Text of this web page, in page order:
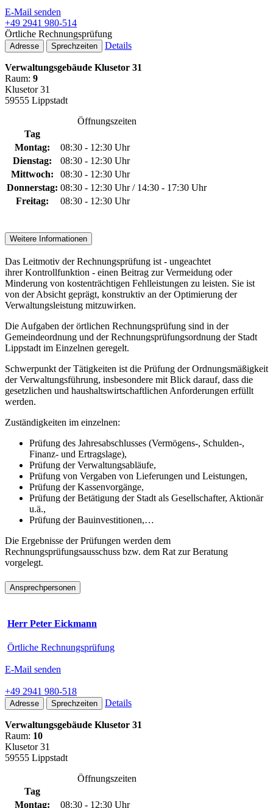
E-Mail senden
+49 2941 980-514
Örtliche Rechnungsprüfung
Adresse Sprechzeiten Details
Verwaltungsgebäude Klusetor 31
Raum: 9
Klusetor 31
59555 Lippstadt
Öffnungszeiten
Tag
Montag:
08:30 - 12:30 Uhr
Dienstag:
08:30 - 12:30 Uhr
Mittwoch:
08:30 - 12:30 Uhr
Donnerstag: 08:30 - 12:30 Uhr / 14:30 - 17:30 Uhr
Freitag:
08:30 - 12:30 Uhr
Weitere Informationen
Das Leitmotiv der Rechnungsprüfung ist - ungeachtet
ihrer Kontrollfunktion - einen Beitrag zur Vermeidung oder
Minderung von kostenträchtigen Fehlleistungen zu leisten. Sie ist
von der Absicht geprägt, konstruktiv an der Optimierung der
Verwaltungsleistung mitzuwirken.
Die Aufgaben der örtlichen Rechnungsprüfung sind in der
Gemeindeordnung und der Rechnungsprüfungsordnung der Stadt
Lippstadt im Einzelnen geregelt.
Schwerpunkt der Tätigkeiten ist die Prüfung der Ordnungsmäßigkeit
der Verwaltungsführung, insbesondere mit Blick darauf, dass die
gesetzlichen und haushaltswirtschaftlichen Anforderungen erfüllt
werden.
Zuständigkeiten im einzelnen:
Prüfung des Jahresabschlusses (Vermögens-, Schulden-,
Finanz- und Ertragslage),
Prüfung der Verwaltungsabläufe,
Prüfung von Vergaben von Lieferungen und Leistungen,
Prüfung der Kassenvorgänge,
Prüfung der Betätigung der Stadt als Gesellschafter, Aktionär
u.ä.,
Prüfung der Bauinvestitionen,…
Die Ergebnisse der Prüfungen werden dem
Rechnungsprüfungsausschuss bzw. dem Rat zur Beratung
vorgelegt.
Ansprechpersonen
Herr Peter Eickmann
Örtliche Rechnungsprüfung
E-Mail senden
+49 2941 980-518
Adresse Sprechzeiten Details
Verwaltungsgebäude Klusetor 31
Raum: 10
Klusetor 31
59555 Lippstadt
Öffnungszeiten
Tag
Montag:
08:30 - 12:30 Uhr